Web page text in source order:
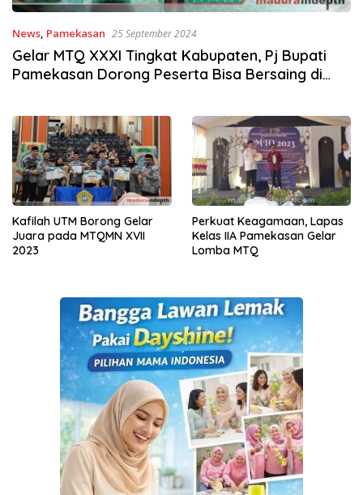
News, Pamekasan 25 September 2024
Gelar MTQ XXXI Tingkat Kabupaten, Pj Bupati
Pamekasan Dorong Peserta Bisa Bersaing di
Kafilah UTM Borong Gelar
Juara pada MTQMN XVII
2023
Perkuat Keagamaan, Lapas
Kelas IIA Pamekasan Gelar
Lomba MTQ